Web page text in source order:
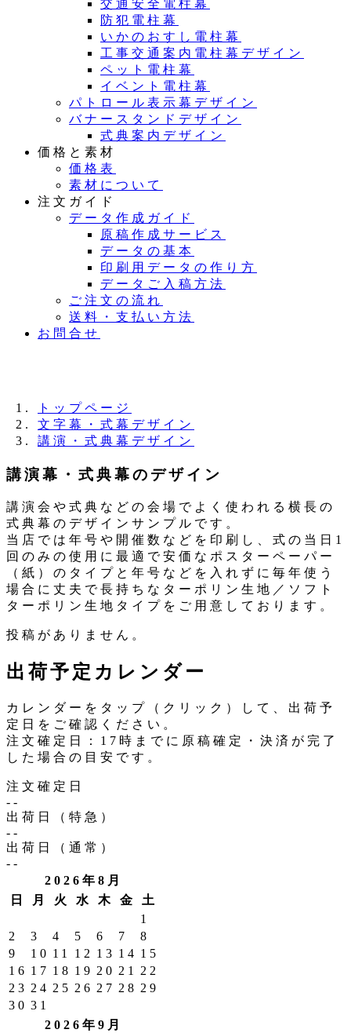
交通安全電柱幕
防犯電柱幕
いかのおすし電柱幕
工事交通案内電柱幕デザイン
ペット電柱幕
イベント電柱幕
パトロール表示幕デザイン
バナースタンドデザイン
式典案内デザイン
価格と素材
価格表
素材について
注文ガイド
データ作成ガイド
原稿作成サービス
データの基本
印刷用データの作り方
データご入稿方法
ご注文の流れ
送料・支払い方法
お問合せ
トップページ
文字幕・式幕デザイン
講演・式典幕デザイン
講演幕・式典幕のデザイン
講演会や式典などの会場でよく使われる横長の
式典幕のデザインサンプルです。
当店では年号や開催数などを印刷し、式の当日1
回のみの使用に最適で安価なポスターペーパー
（紙）のタイプと年号などを入れずに毎年使う
場合に丈夫で長持ちなターポリン生地／ソフト
ターポリン生地タイプをご用意しております。
投稿がありません。
出荷予定カレンダー
カレンダーをタップ（クリック）して、出荷予
定日をご確認ください。
注文確定日：17時までに原稿確定・決済が完了
した場合の目安です。
注文確定日
--
出荷日（特急）
--
出荷日（通常）
--
2026年8月
日
月 火 水 木 金
土
1
2
3 4 5 6 7
8
9
10 11 12 13 14 15
16 17 18 19 20 21
22
23 24 25 26 27 28 29
30 31
2026年9月